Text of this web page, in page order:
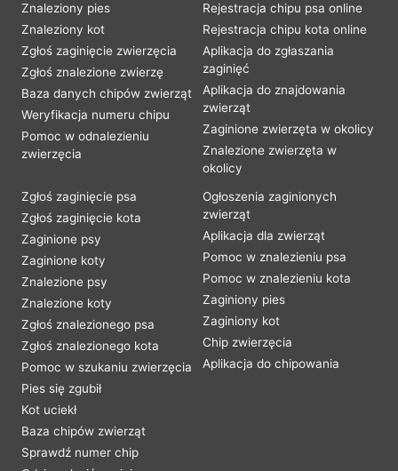
Znaleziony pies
Znaleziony kot
Zgłoś zaginięcie zwierzęcia
Zgłoś znalezione zwierzę
Baza danych chipów zwierząt
Weryfikacja numeru chipu
Pomoc w odnalezieniu
zwierzęcia
Rejestracja chipu psa online
Rejestracja chipu kota online
Aplikacja do zgłaszania
zaginięć
Aplikacja do znajdowania
zwierząt
Zaginione zwierzęta w okolicy
Znalezione zwierzęta w
okolicy
Zgłoś zaginięcie psa
Zgłoś zaginięcie kota
Zaginione psy
Zaginione koty
Znalezione psy
Znalezione koty
Zgłoś znalezionego psa
Zgłoś znalezionego kota
Pomoc w szukaniu zwierzęcia
Pies się zgubił
Kot uciekł
Baza chipów zwierząt
Sprawdź numer chip
Ogłoszenia zaginionych
zwierząt
Aplikacja dla zwierząt
Pomoc w znalezieniu psa
Pomoc w znalezieniu kota
Zaginiony pies
Zaginiony kot
Chip zwierzęcia
Aplikacja do chipowania